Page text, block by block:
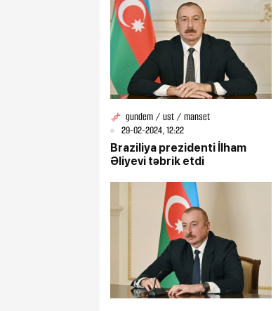
gundem / ust / manset
29-02-2024, 12:22
Braziliya prezidenti İlham
Əliyevi təbrik etdi